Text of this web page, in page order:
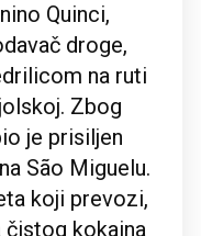
Quinci,
droge,
na ruti
Zbog
je prisiljen
São Miguelu.
koji prevozi,
čistog kokaina